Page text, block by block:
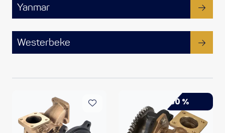
Yanmar
Westerbeke
-30 %
Propeller
Servicesett